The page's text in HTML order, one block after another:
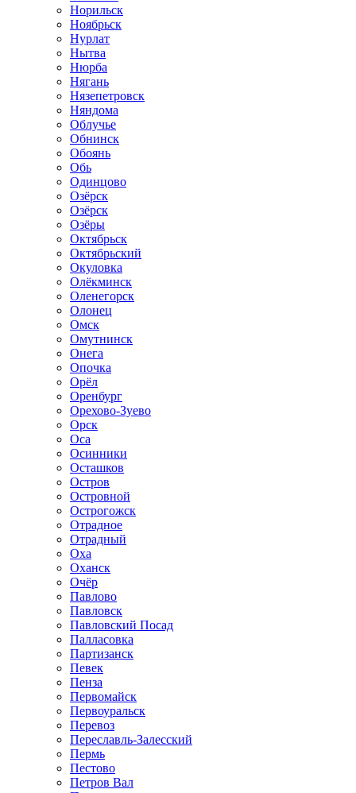
Норильск
Ноябрьск
Нурлат
Нытва
Нюрба
Нягань
Нязепетровск
Няндома
Облучье
Обнинск
Обоянь
Обь
Одинцово
Озёрск
Озёрск
Озёры
Октябрьск
Октябрьский
Окуловка
Олёкминск
Оленегорск
Олонец
Омск
Омутнинск
Онега
Опочка
Орёл
Оренбург
Орехово-Зуево
Орск
Оса
Осинники
Осташков
Остров
Островной
Острогожск
Отрадное
Отрадный
Оха
Оханск
Очёр
Павлово
Павловск
Павловский Посад
Палласовка
Партизанск
Певек
Пенза
Первомайск
Первоуральск
Перевоз
Переславль-Залесский
Пермь
Пестово
Петров Вал